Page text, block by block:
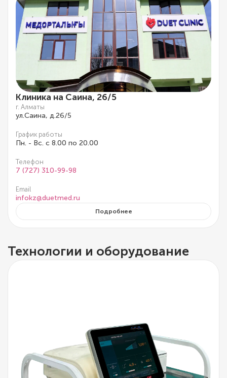
Клиника на Саина, 26/5
г. Алматы
ул.Саина, д.26/5
График работы
Пн. - Вс. с 8.00 по 20.00
Телефон
7 (727) 310-99-98
Email
infokz@duetmed.ru
Подробнее
Технологии и оборудование